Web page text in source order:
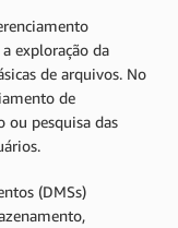
exploração da
de arquivos. No
de
ou pesquisa das
(DMSs)